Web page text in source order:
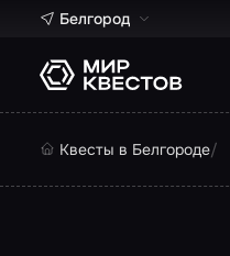
Белгород
Квесты в Белгороде